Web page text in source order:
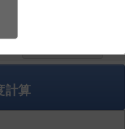
計算